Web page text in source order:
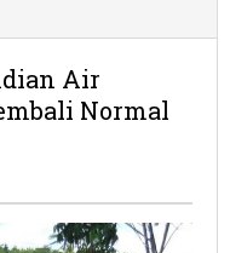
Air
Normal